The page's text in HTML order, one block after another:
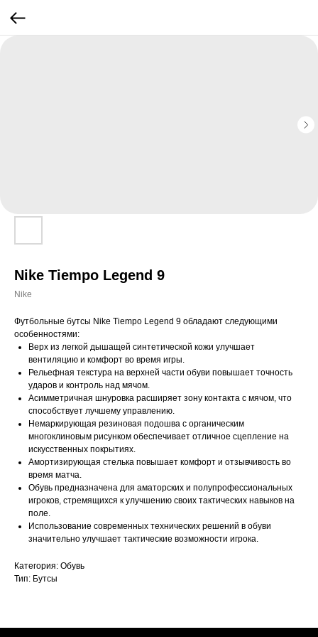
Nike Tiempo Legend 9
Nike
Футбольные бутсы Nike Tiempo Legend 9 обладают следующими
особенностями:
Верх из легкой дышащей синтетической кожи улучшает
вентиляцию и комфорт во время игры.
Рельефная текстура на верхней части обуви повышает точность
ударов и контроль над мячом.
Асимметричная шнуровка расширяет зону контакта с мячом, что
способствует лучшему управлению.
Немаркирующая резиновая подошва с органическим
многоклиновым рисунком обеспечивает отличное сцепление на
искусственных покрытиях.
Амортизирующая стелька повышает комфорт и отзывчивость во
время матча.
Обувь предназначена для аматорских и полупрофессиональных
игроков, стремящихся к улучшению своих тактических навыков на
поле.
Использование современных технических решений в обуви
значительно улучшает тактические возможности игрока.
Категория: Обувь
Тип: Бутсы